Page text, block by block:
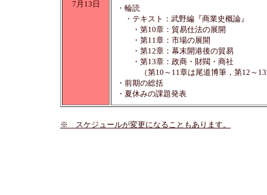
7月13日
・輪読
・テキスト：武野編『商業史概論』
・第10章：貿易仕法の展開
・第11章：市場の展開
・第12章：幕末開港後の貿易
・第13章：政商・財閥・商社
（第10～11章は尾道博筆，第12～13
・前期の総括
・夏休みの課題発表
※ スケジュールが変更になることもあります。